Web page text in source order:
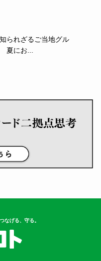
られざるご当地グル
夏にお...
なげる、守る。